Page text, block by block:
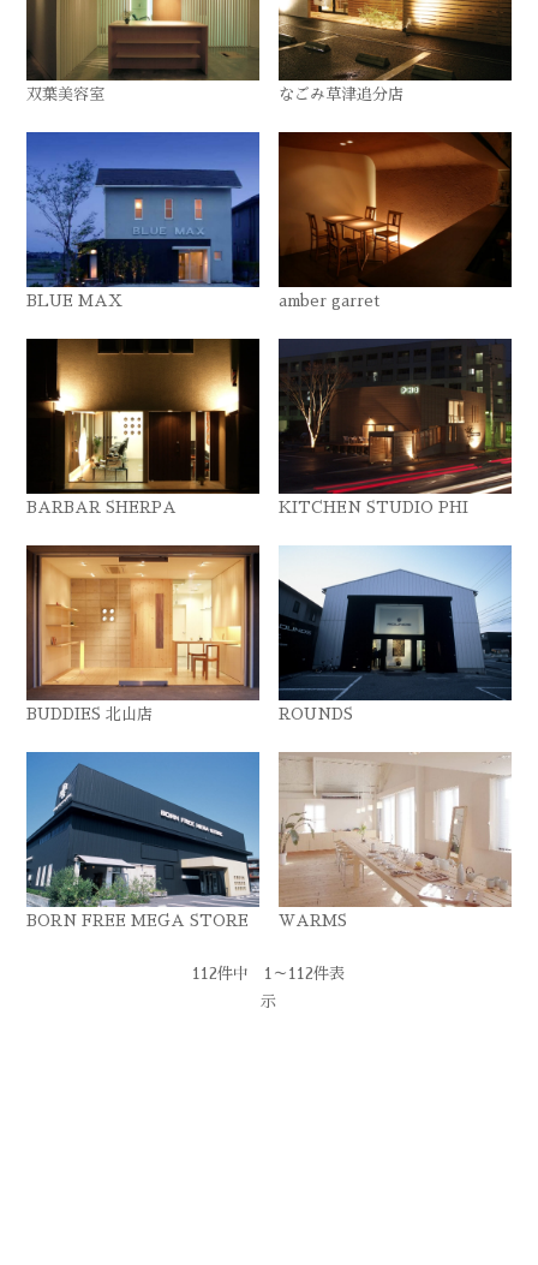
双葉美容室 なごみ草津追分店
BLUE MAX amber garret
BARBAR SHERPA KITCHEN STUDIO PHI
BUDDIES 北山店 ROUNDS
BORN FREE MEGA STORE WARMS
112件中 1～112件表
示